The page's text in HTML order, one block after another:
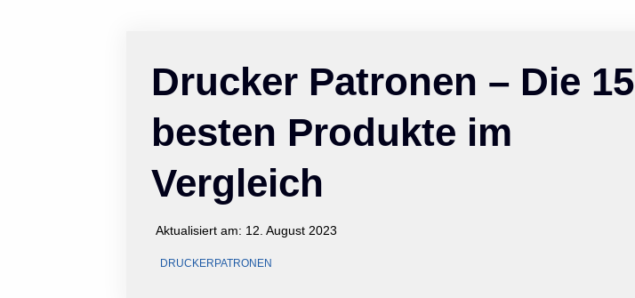
Drucker Patronen – Die 15
besten Produkte im
Vergleich
Aktualisiert am: 12. August 2023
DRUCKERPATRONEN